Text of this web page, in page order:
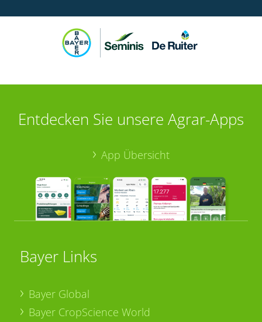
Entdecken Sie unsere Agrar-Apps
App Übersicht
Bayer Links
Bayer Global
Bayer CropScience World